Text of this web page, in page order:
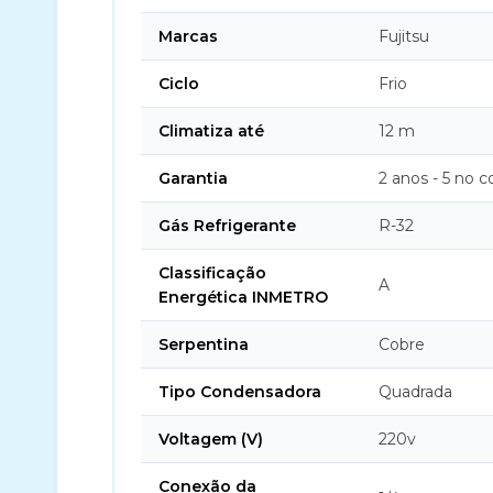
Marcas Fujitsu
Ciclo Frio
Climatiza até 12 m
Garantia 2 anos - 5 no
Gás Refrigerante R-32
Classificação
Energética INMETRO
A
Serpentina Cobre
Tipo Condensadora Quadrada
Voltagem (V) 220v
Conexão da